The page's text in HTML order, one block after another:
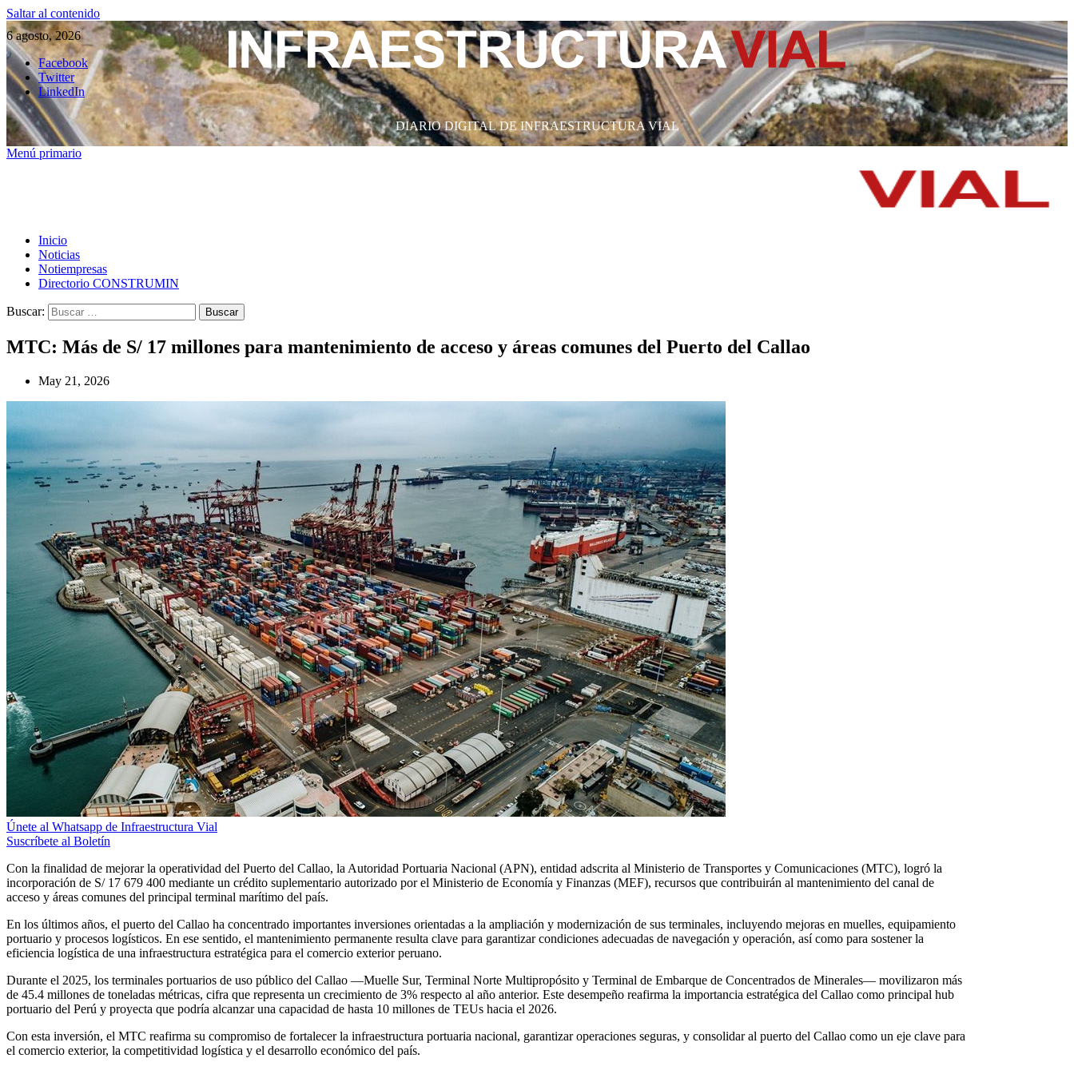
Saltar al contenido
6 agosto, 2026
Facebook
Twitter
LinkedIn
DIARIO DIGITAL DE INFRAESTRUCTURA VIAL
Menú primario
Inicio
Noticias
Notiempresas
Directorio CONSTRUMIN
Buscar:
MTC: Más de S/ 17 millones para mantenimiento de acceso y áreas comunes del Puerto del Callao
May 21, 2026
Únete al Whatsapp de Infraestructura Vial
Suscríbete al Boletín
Con la finalidad de mejorar la operatividad del Puerto del Callao, la Autoridad Portuaria Nacional (APN), entidad adscrita al Ministerio de Transportes y Comunicaciones (MTC), logró la
incorporación de S/ 17 679 400 mediante un crédito suplementario autorizado por el Ministerio de Economía y Finanzas (MEF), recursos que contribuirán al mantenimiento del canal de
acceso y áreas comunes del principal terminal marítimo del país.
En los últimos años, el puerto del Callao ha concentrado importantes inversiones orientadas a la ampliación y modernización de sus terminales, incluyendo mejoras en muelles, equipamiento
portuario y procesos logísticos. En ese sentido, el mantenimiento permanente resulta clave para garantizar condiciones adecuadas de navegación y operación, así como para sostener la
eficiencia logística de una infraestructura estratégica para el comercio exterior peruano.
Durante el 2025, los terminales portuarios de uso público del Callao —Muelle Sur, Terminal Norte Multipropósito y Terminal de Embarque de Concentrados de Minerales— movilizaron más
de 45.4 millones de toneladas métricas, cifra que representa un crecimiento de 3% respecto al año anterior. Este desempeño reafirma la importancia estratégica del Callao como principal hub
portuario del Perú y proyecta que podría alcanzar una capacidad de hasta 10 millones de TEUs hacia el 2026.
Con esta inversión, el MTC reafirma su compromiso de fortalecer la infraestructura portuaria nacional, garantizar operaciones seguras, y consolidar al puerto del Callao como un eje clave para
el comercio exterior, la competitividad logística y el desarrollo económico del país.